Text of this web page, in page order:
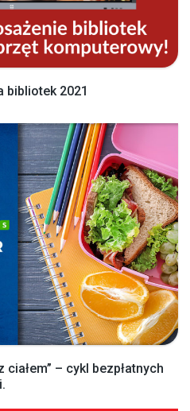
bibliotek 2021
– cykl bezpłatnych